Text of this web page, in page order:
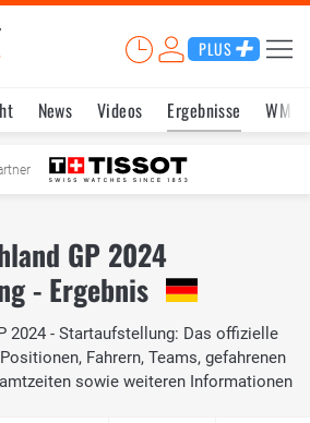
PLUS
News Videos Ergebnisse WM-
GP 2024
- Ergebnis
2024 - Startaufstellung: Das offizielle
Fahrern, Teams, gefahrenen
sowie weiteren Informationen